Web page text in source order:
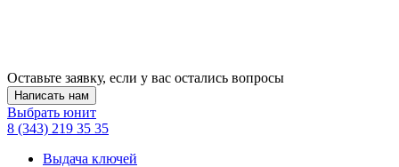
Оставьте заявку, если у вас остались вопросы
Написать нам
Выбрать юнит
8 (343) 219 35 35
Выдача ключей